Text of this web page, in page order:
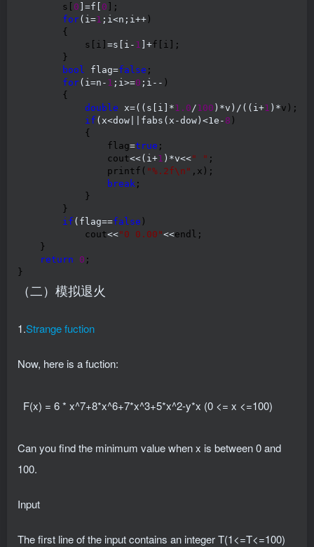
        s[
0 ]=f[ 0 ];
for(i=1 ;i<n;i++ )
        {
            s[i]
=s[i- 1 ]+f[i];
        }
bool flag=false ;
for(i=n- 1 ;i>=0 ;i-- )
        {
double x=((s[i]*1.0/100 )*v)/((i+1 )*v);
if (x<dow||fabs(x-dow)<1e- 8 )
            {
                flag
=true ;
                cout
<<(i+1 )*v<<" " ;
                printf(
"%.2f\n " ,x);
break ;
            }
        }
if (flag==false )
            cout
<<" 0 0.00 "<<endl;
    }
return
0 ;
}
（二）模拟退火
1.Strange fuction
Now, here is a fuction:
F(x) = 6 * x^7+8*x^6+7*x^3+5*x^2-y*x (0 <= x <=100)
Can you find the minimum value when x is between 0 and
100.
Input
The first line of the input contains an integer T(1<=T<=100)